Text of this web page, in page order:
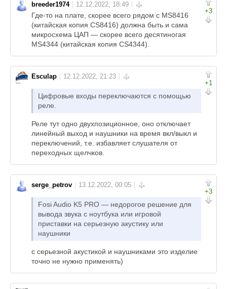
+3
breeder1974
Где-то на плате, скорее всего рядом с MS8416
(китайская копия CS8416) должна быть и сама
микросхема ЦАП — скорее всего десятиногая
MS4344 (китайская копия CS4344).
+1
Esculap
Цифровые входы переключаются с помощью
реле.
Реле тут одно двухпозиционное, оно отключает
линейный выход и наушники на время вкл/выкл и
переключений, т.е. избавляет слушателя от
переходных щелчков.
+3
serge_petrov
Fosi Audio K5 PRO — недорогое решение для
вывода звука с ноутбука или игровой
приставки на серьезную акустику или
наушники
с серьезной акустикой и наушниками это изделие
точно не нужно применять)